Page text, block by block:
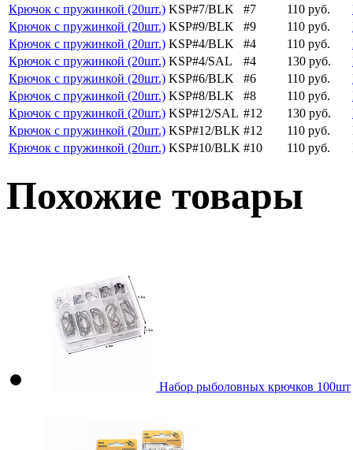
Крючок с пружинкой (20шт.) KSP#7/BLK #7 110 руб.
Крючок с пружинкой (20шт.) KSP#9/BLK #9 110 руб.
Крючок с пружинкой (20шт.) KSP#4/BLK #4 110 руб.
Крючок с пружинкой (20шт.) KSP#4/SAL #4 130 руб.
Крючок с пружинкой (20шт.) KSP#6/BLK #6 110 руб.
Крючок с пружинкой (20шт.) KSP#8/BLK #8 110 руб.
Крючок с пружинкой (20шт.) KSP#12/SAL #12 130 руб.
Крючок с пружинкой (20шт.) KSP#12/BLK #12 110 руб.
Крючок с пружинкой (20шт.) KSP#10/BLK #10 110 руб.
Похожие товары
Набор рыболовных крючков 100шт